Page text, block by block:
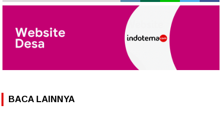
BACA LAINNYA